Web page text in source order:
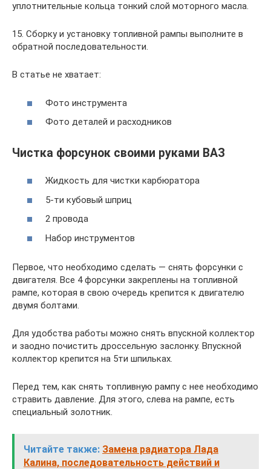
уплотнительные кольца тонкий слой моторного масла.
15. Сборку и установку топливной рампы выполните в
обратной последовательности.
В статье не хватает:
Фото инструмента
Фото деталей и расходников
Чистка форсунок своими руками ВАЗ
Жидкость для чистки карбюратора
5-ти кубовый шприц
2 провода
Набор инструментов
Первое, что необходимо сделать — снять форсунки с
двигателя. Все 4 форсунки закреплены на топливной
рампе, которая в свою очередь крепится к двигателю
двумя болтами.
Для удобства работы можно снять впускной коллектор
и заодно почистить дроссельную заслонку. Впускной
коллектор крепится на 5ти шпильках.
Перед тем, как снять топливную рампу с нее необходимо
стравить давление. Для этого, слева на рампе, есть
специальный золотник.
Читайте также: Замена радиатора Лада
Калина, последовательность действий и